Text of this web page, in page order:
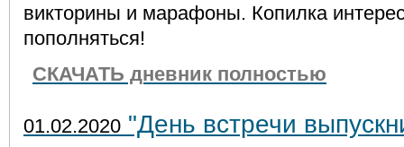
викторины и марафоны. Копилка
пополняться!
СКАЧАТЬ дневник полностью
01.02.2020 "День встречи